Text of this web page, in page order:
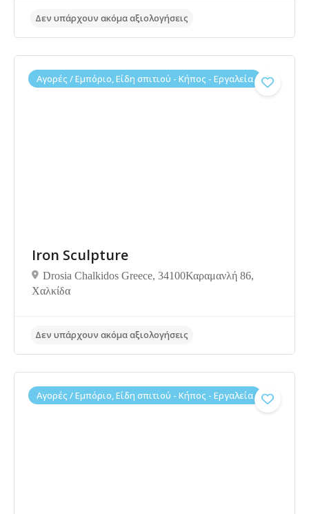
Αγορές / Εμπόριο, Είδη σπιτιού - Κήπος - Εργαλεία
Iron Sculpture
Drosia Chalkidos Greece, 34100Καραμανλή 86,
Χαλκίδα
Αγορές / Εμπόριο, Είδη σπιτιού - Κήπος - Εργαλεία